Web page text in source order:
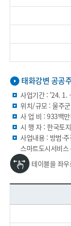
태화강변 공공
사업기간 : '24. 1.
위치/규모 : 울주
사 업 비 : 933백만
시 행 자 : 한국토
사업내용 : 방범·
스마트도시서비
테이블을 좌